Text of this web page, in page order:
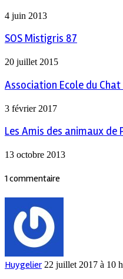
4 juin 2013
SOS Mistigris 87
20 juillet 2015
Association Ecole du
3 février 2017
Les Amis des animaux de
13 octobre 2013
1 commentaire
Huygelier 22 juillet 2017 à 10